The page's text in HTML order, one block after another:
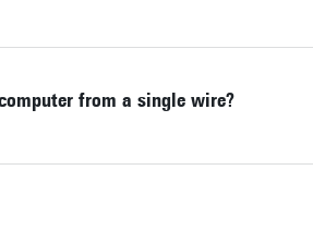
from a single wire?